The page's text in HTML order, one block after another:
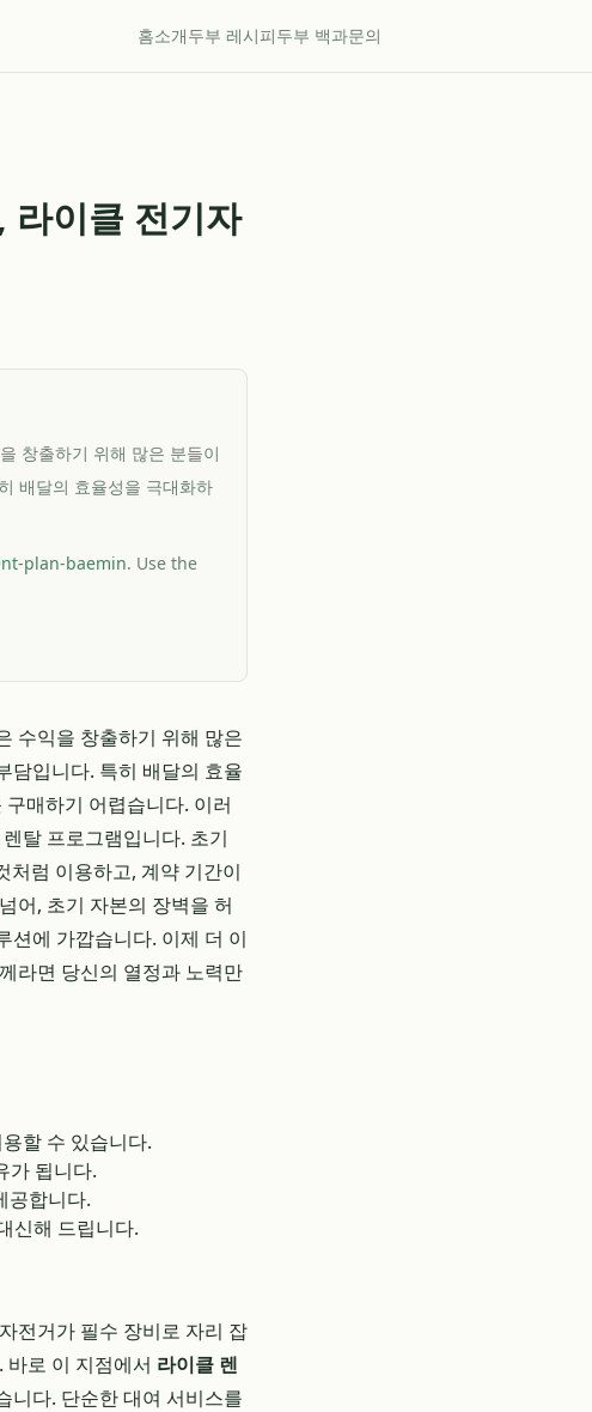
홈소개두부 레시피두부 백과문의
라이클 전기자
창출하기 위해 많은 분들이
배달의 효율성을 극대화하
plan-baemin. Use the
수익을 창출하기 위해 많은
담입니다. 특히 배달의 효율
매하기 어렵습니다. 이러
탈 프로그램입니다. 초기
처럼 이용하고, 계약 기간이
어, 초기 자본의 장벽을 허
션에 가깝습니다. 이제 더 이
라면 당신의 열정과 노력만
할 수 있습니다.
가 됩니다.
공합니다.
신해 드립니다.
전거가 필수 장비로 자리 잡
로 이 지점에서 라이클 렌
니다. 단순한 대여 서비스를